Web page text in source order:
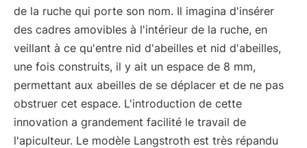
de la ruche qui porte son nom. Il imagina d'insérer
des cadres amovibles à l'intérieur de la ruche, en
veillant à ce qu'entre nid d'abeilles et nid d'abeilles,
une fois construits, il y ait un espace de 8 mm,
permettant aux abeilles de se déplacer et de ne pas
obstruer cet espace. L'introduction de cette
innovation a grandement facilité le travail de
l'apiculteur. Le modèle Langstroth est très répandu